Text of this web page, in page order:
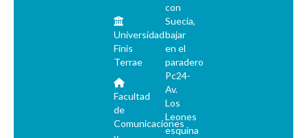
Universidad
Finis
Terrae
Facultad
de
Comunicaciones
con
Suecia,
bajar
en el
paradero
Pc24-
Av.
Los
Leones
esquina